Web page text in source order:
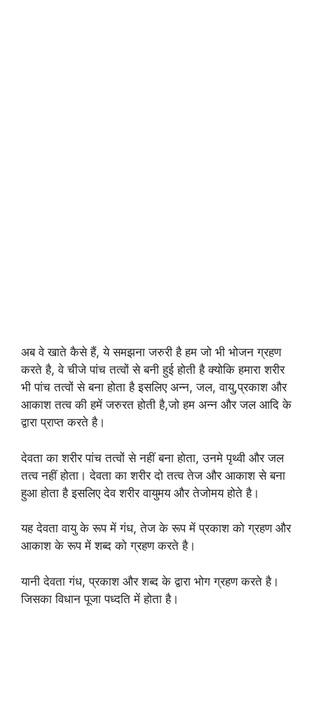
अब वे खाते कैसे हैं, ये समझना जरुरी है हम जो भी भोजन ग्रहण
करते है, वे चीजे पांच तत्वों से बनी हुई होती है क्योकि हमारा शरीर
भी पांच तत्वों से बना होता है इसलिए अन्न, जल, वायु,प्रकाश और
आकाश तत्व की हमें जरुरत होती है,जो हम अन्न और जल आदि के
द्वारा प्राप्त करते है।
देवता का शरीर पांच तत्वों से नहीं बना होता, उनमे पृथ्वी और जल
तत्व नहीं होता। देवता का शरीर दो तत्व तेज और आकाश से बना
हुआ होता है इसलिए देव शरीर वायुमय और तेजोमय होते है।
यह देवता वायु के रूप में गंध, तेज के रूप में प्रकाश को ग्रहण और
आकाश के रूप में शब्द को ग्रहण करते है।
यानी देवता गंध, प्रकाश और शब्द के द्वारा भोग ग्रहण करते है।
जिसका विधान पूजा पध्दति में होता है।